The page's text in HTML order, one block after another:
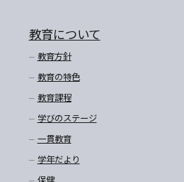
教育について
教育方針
教育の特色
教育課程
学びのステージ
一貫教育
学年だより